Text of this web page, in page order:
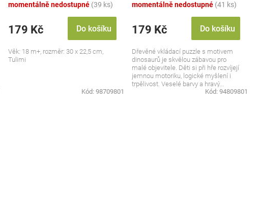
momentálně nedostupné (39 ks)
179 Kč Do košíku
Věk: 18 m+, rozměr: 30 x 22,5 cm,
Tulimi
Kód: 98709801
momentálně nedostupné (41 ks)
179 Kč Do košíku
Dřevěné vkládací puzzle s motivem
dinosaurů je skvělou zábavou pro
malé objevitele. Děti si při hře rozvíjejí
jemnou motoriku, logické myšlení i
trpělivost. Veselé barvy a hravý...
Kód: 94809801